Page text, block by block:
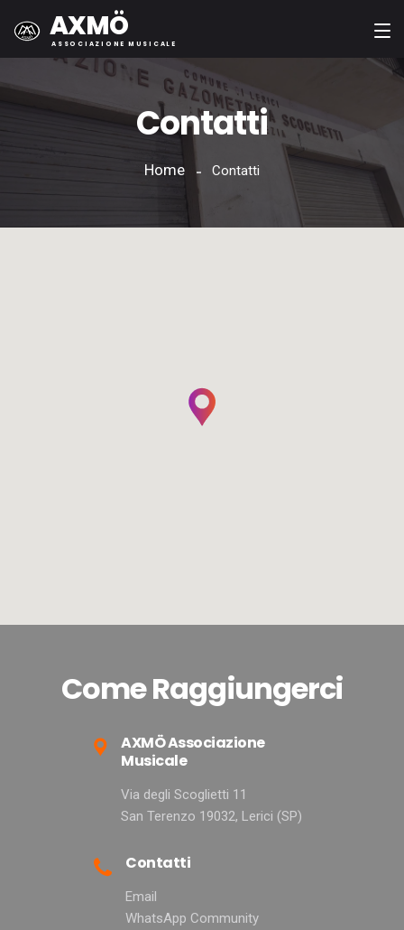
AXMÖ
ASSOCIAZIONE MUSICALE
Contatti
Home Contatti
Come Raggiungerci
AXMÖ Associazione
Musicale
Via degli Scoglietti 11
San Terenzo 19032, Lerici (SP)
Contatti
Email
WhatsApp Community